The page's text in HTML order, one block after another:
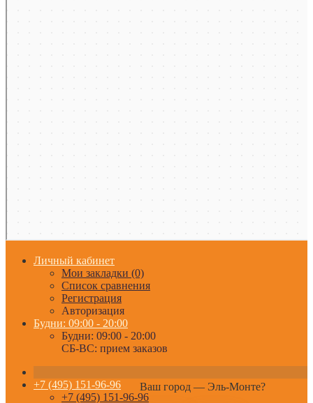
Личный кабинет
Мои закладки (0)
Список сравнения
Регистрация
Авторизация
Будни: 09:00 - 20:00
Будни: 09:00 - 20:00
СБ-ВС: прием заказов
Ваш город — Эль-Монте?
+7 (495) 151-96-96
+7 (495) 151-96-96